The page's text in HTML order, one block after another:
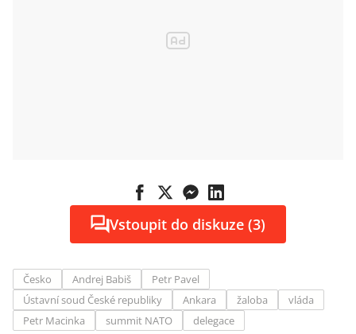
Vstoupit do diskuze (3)
Česko Andrej Babiš
Petr Pavel
Ústavní soud České republiky
Ankara žaloba
vláda
Petr Macinka
summit NATO delegace